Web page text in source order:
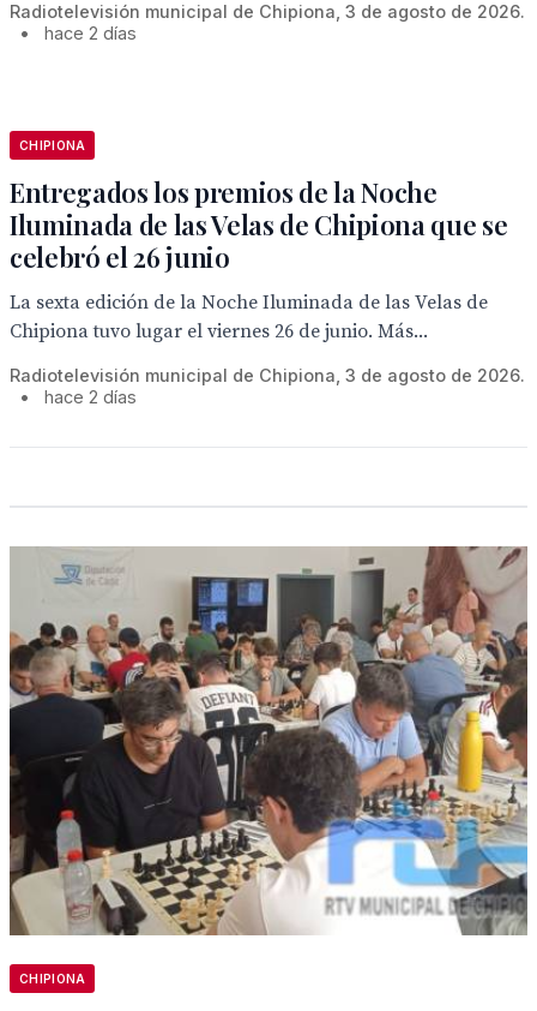
Radiotelevisión municipal de Chipiona, 3 de agosto de 2026.
•
hace 2 días
CHIPIONA
Entregados los premios de la Noche
Iluminada de las Velas de Chipiona que se
celebró el 26 junio
La sexta edición de la Noche Iluminada de las Velas de
Chipiona tuvo lugar el viernes 26 de junio. Más...
Radiotelevisión municipal de Chipiona, 3 de agosto de 2026.
•
hace 2 días
CHIPIONA